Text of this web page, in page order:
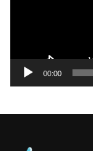
00:00